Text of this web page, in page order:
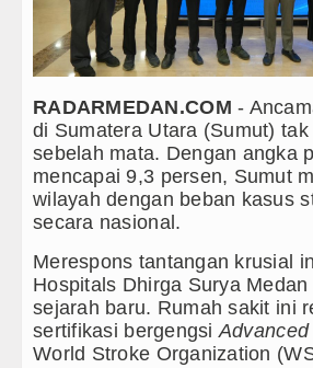
Kesehatan
Kuliner
Siraman Rohani
AC Milan
Bayern
Komisi D
Wabup
Wali Kota
Sebut LSL
RADARMEDAN.COM -
di Sumatera Utara (Sumut)
sebelah mata. Dengan angka
mencapai 9,3 persen, Sumut
wilayah dengan beban kasus
secara nasional.
Merespons tantangan krusial
Hospitals Dhirga Surya
sejarah baru. Rumah sakit ini
sertifikasi bergengsi
World Stroke Organization